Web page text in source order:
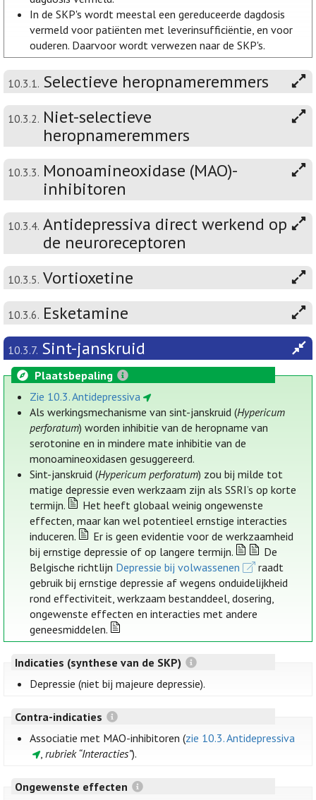
In de SKP's wordt meestal een gereduceerde dagdosis
vermeld voor patiënten met leverinsufficiëntie, en voor
ouderen. Daarvoor wordt verwezen naar de SKP's.
10.3.1. Selectieve heropnameremmers
10.3.2. Niet-selectieve
heropnameremmers
10.3.3. Monoamineoxidase (MAO)-
inhibitoren
10.3.4. Antidepressiva direct werkend op
de neuroreceptoren
10.3.5. Vortioxetine
10.3.6. Esketamine
10.3.7. Sint-janskruid
Plaatsbepaling
Zie 10.3. Antidepressiva
Als werkingsmechanisme van sint-janskruid (Hypericum
perforatum) worden inhibitie van de heropname van
serotonine en in mindere mate inhibitie van de
monoamineoxidasen gesuggereerd.
Sint-janskruid (Hypericum perforatum) zou bij milde tot
matige depressie even werkzaam zijn als SSRI’s op korte
termijn.
Het heeft globaal weinig ongewenste
effecten, maar kan wel potentieel ernstige interacties
induceren.
Er is geen evidentie voor de werkzaamheid
bij ernstige depressie of op langere termijn.
De
Belgische richtlijn Depressie bij volwassenen
raadt
gebruik bij ernstige depressie af wegens onduidelijkheid
rond effectiviteit, werkzaam bestanddeel, dosering,
ongewenste effecten en interacties met andere
geneesmiddelen.
Indicaties (synthese van de SKP)
Depressie (niet bij majeure depressie).
Contra-indicaties
Associatie met MAO-inhibitoren (zie 10.3. Antidepressiva
, rubriek “Interacties”).
Ongewenste effecten